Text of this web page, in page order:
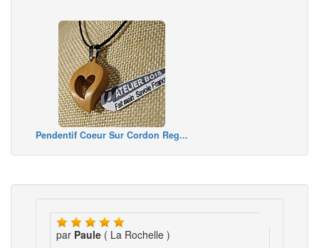
Pendentif Coeur Sur Cordon Reg...
par Paule ( La Rochelle )